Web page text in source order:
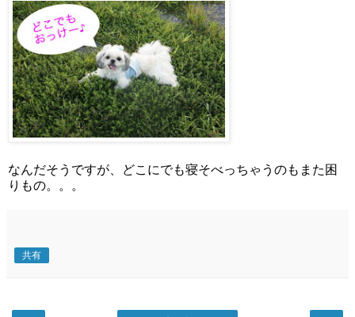
なんだそうですが、どこにでも寝そべっちゃうのもまた困
りもの。。。
共有